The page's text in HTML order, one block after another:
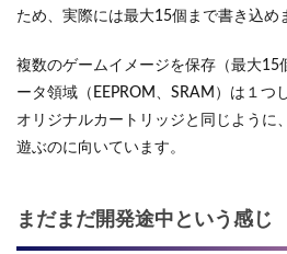
ため、実際には最大15個まで書き込め
複数のゲームイメージを保存（最大15
ータ領域（EEPROM、SRAM）は１つ
オリジナルカートリッジと同じように
遊ぶのに向いています。
まだまだ開発途中という感じ